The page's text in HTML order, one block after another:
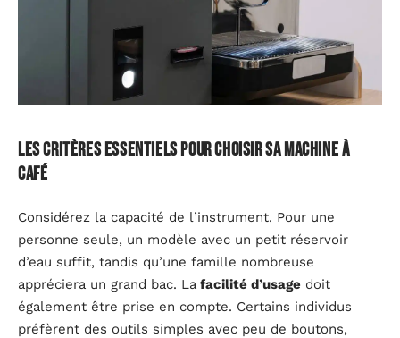
Les critères essentiels pour choisir sa machine à
café
Considérez la capacité de l’instrument. Pour une
personne seule, un modèle avec un petit réservoir
d’eau suffit, tandis qu’une famille nombreuse
appréciera un grand bac. La facilité d’usage doit
également être prise en compte. Certains individus
préfèrent des outils simples avec peu de boutons,